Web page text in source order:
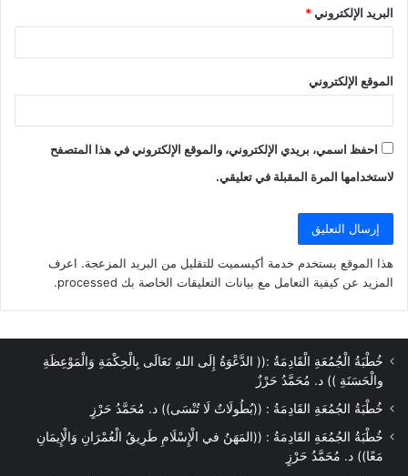
البريد الإلكتروني*
الموقع الإلكتروني
احفظ اسمي، بريدي الإلكتروني، والموقع الإلكتروني في هذا المتصفح
لاستخدامها المرة المقبلة في تعليقي.
هذا الموقع يستخدم خدمة أكيسميت للتقليل من البريد المزعجة. اعرف
المزيد عن كيفية التعامل مع بيانات التعليقات الخاصة بك processed
.
خُطْبَةُ الْجُمُعَةِ الْقَادِمَةُ :(( الدَّعْوَةُ إِلَى اللهِ تَعَالَى بِالْحِكْمَةِ وَالْمَوْعِظَةِ
والْحَسَنَةِ )) د. مُحَمَّدُ حَرْزٌ
خُطْبَةُ الجُمُعَةِ القَادِمَةُ : ((بُطُولَاتٌ لَا تُنْسَى)) د. مُحَمَّدُ حَرْزٍ
خُطْبَةُ الجُمُعَةِ القَادِمَةُ : ((المَهَنُ في الْإِسْلَامِ طَرِيقُ الْعُمْرَانِ وَالْإِيمَانِ
مَعًا)) د. مُحَمَّدُ حَرْزٍ